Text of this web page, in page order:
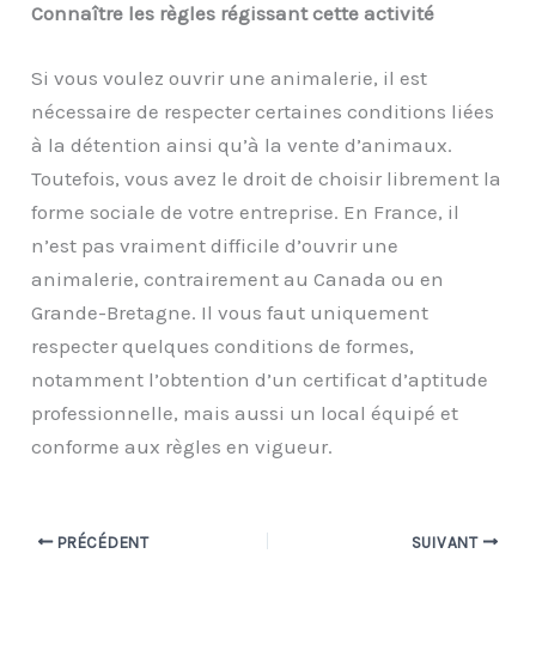
Connaître les règles régissant cette activité
Si vous voulez ouvrir une animalerie, il est
nécessaire de respecter certaines conditions liées
à la détention ainsi qu’à la vente d’animaux.
Toutefois, vous avez le droit de choisir librement la
forme sociale de votre entreprise. En France, il
n’est pas vraiment difficile d’ouvrir une
animalerie, contrairement au Canada ou en
Grande-Bretagne. Il vous faut uniquement
respecter quelques conditions de formes,
notamment l’obtention d’un certificat d’aptitude
professionnelle, mais aussi un local équipé et
conforme aux règles en vigueur.
PRÉCÉDENT SUIVANT